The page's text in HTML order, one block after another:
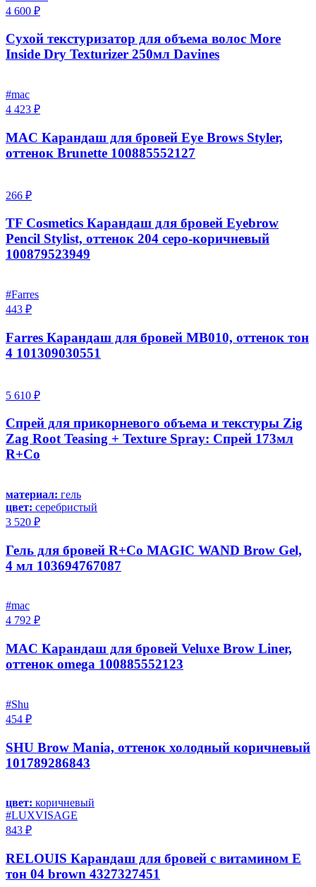
4 600 ₽
Сухой текстуризатор для объема волос More
Inside Dry Texturizer 250мл Davines
#mac
4 423 ₽
MAC Карандаш для бровей Eye Brows Styler,
оттенок Brunette 100885552127
266 ₽
TF Cosmetics Карандаш для бровей Eyebrow
Pencil Stylist, оттенок 204 серо-коричневый
100879523949
#Farres
443 ₽
Farres Карандаш для бровей MB010, оттенок тон
4 101309030551
5 610 ₽
Спрей для прикорневого объема и текстуры Zig
Zag Root Teasing + Texture Spray: Спрей 173мл
R+Co
материал: гель
цвет: серебристый
3 520 ₽
Гель для бровей R+Co MAGIC WAND Brow Gel,
4 мл 103694767087
#mac
4 792 ₽
MAC Карандаш для бровей Veluxe Brow Liner,
оттенок omega 100885552123
#Shu
454 ₽
SHU Brow Mania, оттенок холодный коричневый
101789286843
цвет: коричневый
#LUXVISAGE
843 ₽
RELOUIS Карандаш для бровей с витамином Е
тон 04 brown 4327327451